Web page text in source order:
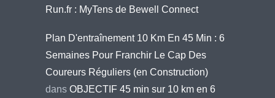
Run.fr : MyTens de Bewell Connect
Plan D'entraînement 10 Km En 45 Min : 6
Semaines Pour Franchir Le Cap Des
Coureurs Réguliers (en Construction)
dans OBJECTIF 45 min sur 10 km en 6